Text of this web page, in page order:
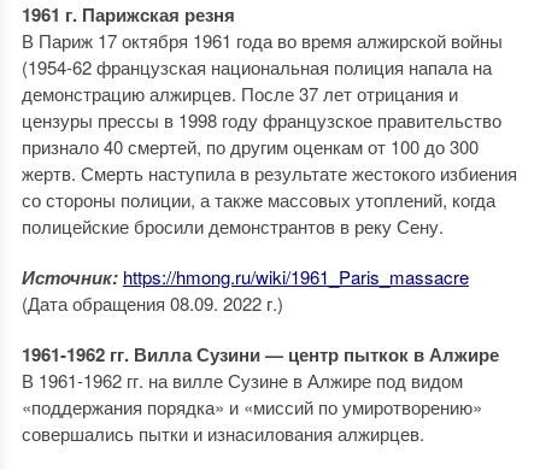
1961 г. Парижская резня
В Париж 17 октября 1961 года во время алжирской войны
(1954-62 французская национальная полиция напала на
демонстрацию алжирцев. После 37 лет отрицания и
цензуры прессы в 1998 году французское правительство
признало 40 смертей, по другим оценкам от 100 до 300
жертв. Смерть наступила в результате жестокого избиения
со стороны полиции, а также массовых утоплений, когда
полицейские бросили демонстрантов в реку Сену.
Источник: https://hmong.ru/wiki/1961_Paris_massacre
(Дата обращения 08.09. 2022 г.)
1961-1962 гг. Вилла Сузини — центр пыткок в Алжире
В 1961-1962 гг. на вилле Сузине в Алжире под видом
«поддержания порядка» и «миссий по умиротворению»
совершались пытки и изнасилования алжирцев.